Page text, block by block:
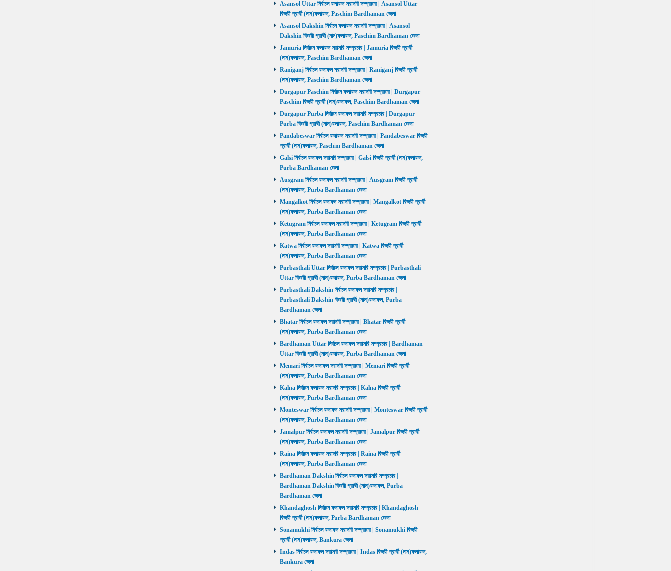
Asansol Uttar নির্বাচন ফলাফল সরাসরি সম্প্রচার | Asansol Uttar
বিজয়ী প্রার্থী (নাম)ফলাফল, Paschim Bardhaman জেলা
Asansol Dakshin নির্বাচন ফলাফল সরাসরি সম্প্রচার | Asansol
Dakshin বিজয়ী প্রার্থী (নাম)ফলাফল, Paschim Bardhaman জেলা
Jamuria নির্বাচন ফলাফল সরাসরি সম্প্রচার | Jamuria বিজয়ী প্রার্থী
(নাম)ফলাফল, Paschim Bardhaman জেলা
Raniganj নির্বাচন ফলাফল সরাসরি সম্প্রচার | Raniganj বিজয়ী প্রার্থী
(নাম)ফলাফল, Paschim Bardhaman জেলা
Durgapur Paschim নির্বাচন ফলাফল সরাসরি সম্প্রচার | Durgapur
Paschim বিজয়ী প্রার্থী (নাম)ফলাফল, Paschim Bardhaman জেলা
Durgapur Purba নির্বাচন ফলাফল সরাসরি সম্প্রচার | Durgapur
Purba বিজয়ী প্রার্থী (নাম)ফলাফল, Paschim Bardhaman জেলা
Pandabeswar নির্বাচন ফলাফল সরাসরি সম্প্রচার | Pandabeswar বিজয়ী
প্রার্থী (নাম)ফলাফল, Paschim Bardhaman জেলা
Galsi নির্বাচন ফলাফল সরাসরি সম্প্রচার | Galsi বিজয়ী প্রার্থী (নাম)ফলাফল,
Purba Bardhaman জেলা
Ausgram নির্বাচন ফলাফল সরাসরি সম্প্রচার | Ausgram বিজয়ী প্রার্থী
(নাম)ফলাফল, Purba Bardhaman জেলা
Mangalkot নির্বাচন ফলাফল সরাসরি সম্প্রচার | Mangalkot বিজয়ী প্রার্থী
(নাম)ফলাফল, Purba Bardhaman জেলা
Ketugram নির্বাচন ফলাফল সরাসরি সম্প্রচার | Ketugram বিজয়ী প্রার্থী
(নাম)ফলাফল, Purba Bardhaman জেলা
Katwa নির্বাচন ফলাফল সরাসরি সম্প্রচার | Katwa বিজয়ী প্রার্থী
(নাম)ফলাফল, Purba Bardhaman জেলা
Purbasthali Uttar নির্বাচন ফলাফল সরাসরি সম্প্রচার | Purbasthali
Uttar বিজয়ী প্রার্থী (নাম)ফলাফল, Purba Bardhaman জেলা
Purbasthali Dakshin নির্বাচন ফলাফল সরাসরি সম্প্রচার |
Purbasthali Dakshin বিজয়ী প্রার্থী (নাম)ফলাফল, Purba
Bardhaman জেলা
Bhatar নির্বাচন ফলাফল সরাসরি সম্প্রচার | Bhatar বিজয়ী প্রার্থী
(নাম)ফলাফল, Purba Bardhaman জেলা
Bardhaman Uttar নির্বাচন ফলাফল সরাসরি সম্প্রচার | Bardhaman
Uttar বিজয়ী প্রার্থী (নাম)ফলাফল, Purba Bardhaman জেলা
Memari নির্বাচন ফলাফল সরাসরি সম্প্রচার | Memari বিজয়ী প্রার্থী
(নাম)ফলাফল, Purba Bardhaman জেলা
Kalna নির্বাচন ফলাফল সরাসরি সম্প্রচার | Kalna বিজয়ী প্রার্থী
(নাম)ফলাফল, Purba Bardhaman জেলা
Monteswar নির্বাচন ফলাফল সরাসরি সম্প্রচার | Monteswar বিজয়ী প্রার্থী
(নাম)ফলাফল, Purba Bardhaman জেলা
Jamalpur নির্বাচন ফলাফল সরাসরি সম্প্রচার | Jamalpur বিজয়ী প্রার্থী
(নাম)ফলাফল, Purba Bardhaman জেলা
Raina নির্বাচন ফলাফল সরাসরি সম্প্রচার | Raina বিজয়ী প্রার্থী
(নাম)ফলাফল, Purba Bardhaman জেলা
Bardhaman Dakshin নির্বাচন ফলাফল সরাসরি সম্প্রচার |
Bardhaman Dakshin বিজয়ী প্রার্থী (নাম)ফলাফল, Purba
Bardhaman জেলা
Khandaghosh নির্বাচন ফলাফল সরাসরি সম্প্রচার | Khandaghosh
বিজয়ী প্রার্থী (নাম)ফলাফল, Purba Bardhaman জেলা
Sonamukhi নির্বাচন ফলাফল সরাসরি সম্প্রচার | Sonamukhi বিজয়ী
প্রার্থী (নাম)ফলাফল, Bankura জেলা
Indas নির্বাচন ফলাফল সরাসরি সম্প্রচার | Indas বিজয়ী প্রার্থী (নাম)ফলাফল,
Bankura জেলা